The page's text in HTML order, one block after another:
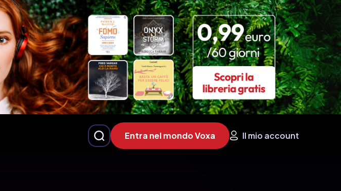
Entra nel mondo Voxa Il mio account